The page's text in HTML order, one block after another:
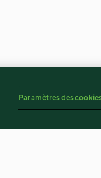
Paramètres des